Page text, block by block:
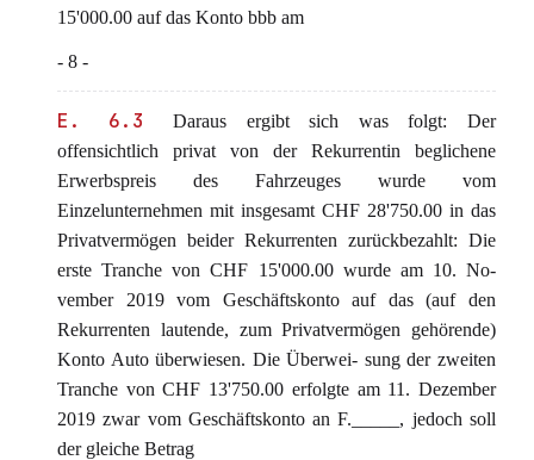
15'000.00 auf das Konto bbb am
- 8 -
E. 6.3
Daraus ergibt sich was folgt: Der
offensichtlich privat von der Rekurrentin beglichene
Erwerbspreis des Fahrzeuges wurde vom
Einzelunternehmen mit insgesamt CHF 28'750.00 in das
Privatvermögen beider Rekurrenten zurückbezahlt: Die
erste Tranche von CHF 15'000.00 wurde am 10. No-
vember 2019 vom Geschäftskonto auf das (auf den
Rekurrenten lautende, zum Privatvermögen gehörende)
Konto Auto überwiesen. Die Überwei- sung der zweiten
Tranche von CHF 13'750.00 erfolgte am 11. Dezember
2019 zwar vom Geschäftskonto an F._____, jedoch soll
der gleiche Betrag